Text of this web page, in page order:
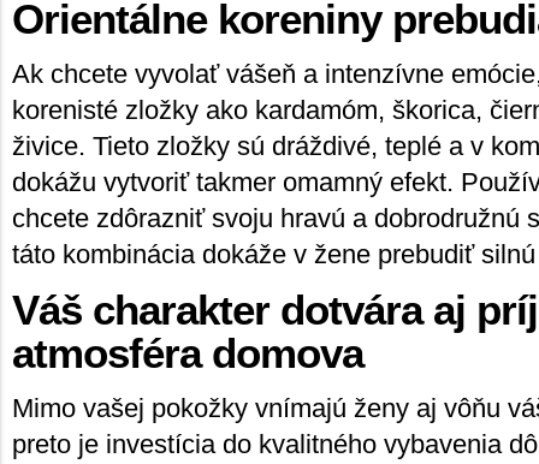
Orientálne koreniny
Ak chcete vyvolať vášeň a intenzívne
korenisté zložky ako kardamóm, škorica,
živice. Tieto zložky sú dráždivé, teplé a v
dokážu vytvoriť takmer omamný efekt.
chcete zdôrazniť svoju hravú a dobrodružnú
táto kombinácia dokáže v žene prebudiť
Váš charakter dotvára aj
atmosféra domova
Mimo vašej pokožky vnímajú ženy aj vôňu
preto je investícia do kvalitného vybavenia